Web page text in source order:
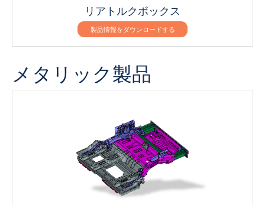
リアトルクボックス
製品情報をダウンロードする
メタリック製品